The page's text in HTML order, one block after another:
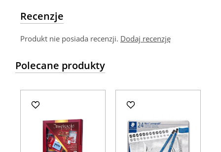
Recenzje
Produkt nie posiada recenzji. Dodaj recenzję
Polecane produkty